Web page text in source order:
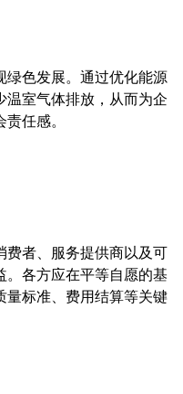
绿色发展。通过优化能源
室气体排放，从而为企
任感。
费者、服务提供商以及可
各方应在平等自愿的基
量标准、费用结算等关键